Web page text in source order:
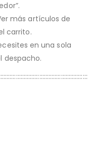
más artículos de
carrito.
en una sola
despacho.